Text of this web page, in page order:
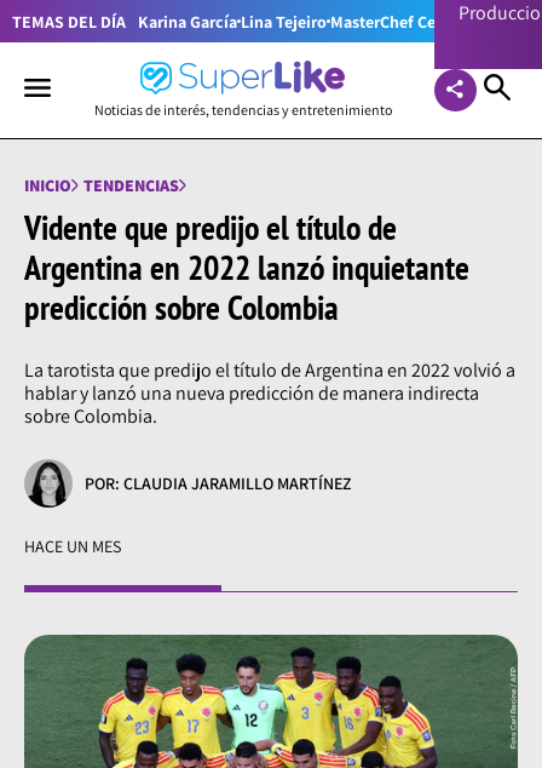
TEMAS DEL DÍA Karina García Lina Tejeiro MasterChef Celebrity
Noticias de interés, tendencias y entretenimiento
INICIO TENDENCIAS
Vidente que predijo el título de
Argentina en 2022 lanzó inquietante
predicción sobre Colombia
La tarotista que predijo el título de Argentina en 2022 volvió a
hablar y lanzó una nueva predicción de manera indirecta
sobre Colombia.
POR: CLAUDIA JARAMILLO MARTÍNEZ
HACE UN MES